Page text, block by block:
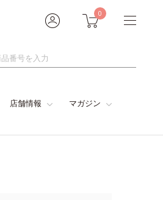
0
店舗情報 マガジン